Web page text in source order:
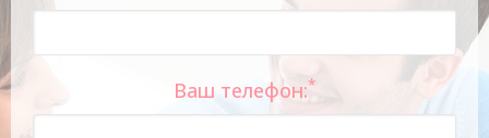
Ваш телефон:*